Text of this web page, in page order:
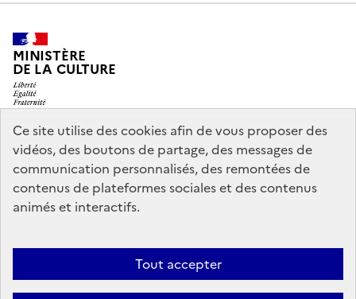
Ce site utilise des cookies afin de vous proposer des
vidéos, des boutons de partage, des messages de
communication personnalisés, des remontées de
contenus de plateformes sociales et des contenus
animés et interactifs.
Tout accepter
MINISTÈRE
DE LA CULTURE
legifrance.gouv.fr
info.gouv.fr
service-public.gouv.fr
data.gouv.fr
Mentions légales
conforme
Politique d’utilisation des témoins de connexion